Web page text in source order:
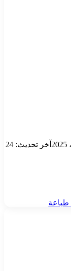
آخر تحديث: 24
طباعة